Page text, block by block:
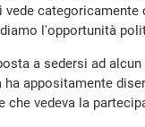
categoricamente
l'opportunità
a sedersi ad
appositamente
vedeva la